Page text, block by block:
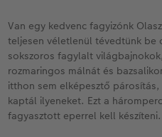
Van egy kedvenc fagyizónk
teljesen véletlenül tévedtünk
sokszoros fagylalt
rozmaringos málnát és
itthon sem elképesztő
kaptál ilyeneket. Ezt a
fagyasztott eperrel kell készíteni.